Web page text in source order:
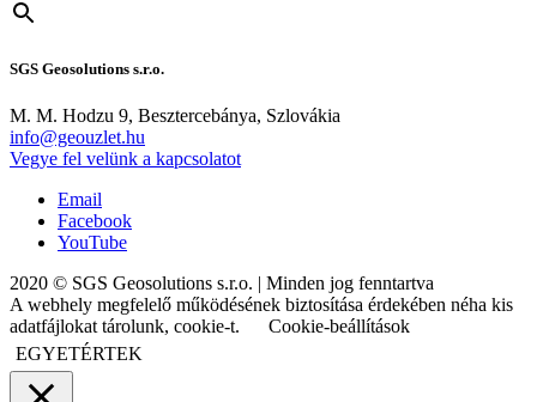
SGS Geosolutions s.r.o.
M. M. Hodzu 9, Besztercebánya, Szlovákia
info@geouzlet.hu
Vegye fel velünk a kapcsolatot
Email
Facebook
YouTube
2020 © SGS Geosolutions s.r.o. | Minden jog fenntartva
A webhely megfelelő működésének biztosítása érdekében néha kis
adatfájlokat tárolunk, cookie-t.
Cookie-beállítások
EGYETÉRTEK